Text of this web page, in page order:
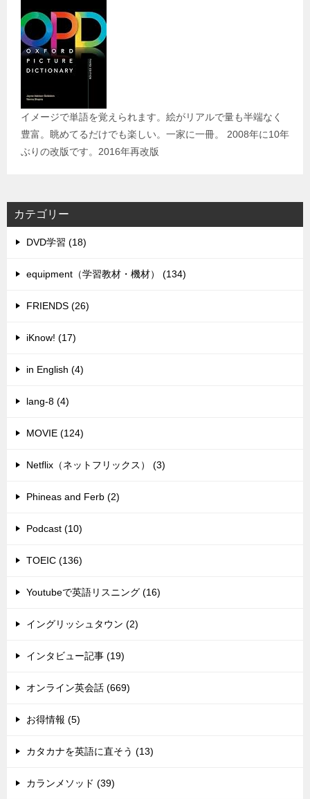
イメージで単語を覚えられます。絵がリアルで量も半端なく
豊富。眺めてるだけでも楽しい。一家に一冊。 2008年に10年
ぶりの改版です。2016年再改版
カテゴリー
DVD学習 (18)
equipment（学習教材・機材） (134)
FRIENDS (26)
iKnow! (17)
in English (4)
lang-8 (4)
MOVIE (124)
Netflix（ネットフリックス） (3)
Phineas and Ferb (2)
Podcast (10)
TOEIC (136)
Youtubeで英語リスニング (16)
イングリッシュタウン (2)
インタビュー記事 (19)
オンライン英会話 (669)
お得情報 (5)
カタカナを英語に直そう (13)
カランメソッド (39)